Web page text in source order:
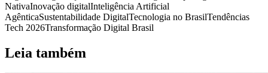
NativaInovação digitalInteligência Artificial
AgênticaSustentabilidade DigitalTecnologia no BrasilTendências
Tech 2026Transformação Digital Brasil
Leia também